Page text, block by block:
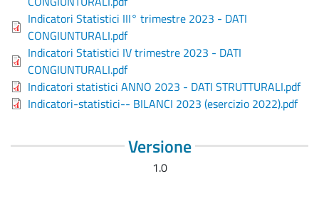
Indicatori Statistici III° trimestre 2023 - DATI
CONGIUNTURALI.pdf
Indicatori Statistici IV trimestre 2023 - DATI
CONGIUNTURALI.pdf
Indicatori statistici ANNO 2023 - DATI STRUTTURALI.pdf
Indicatori-statistici-- BILANCI 2023 (esercizio 2022).pdf
Versione
1.0